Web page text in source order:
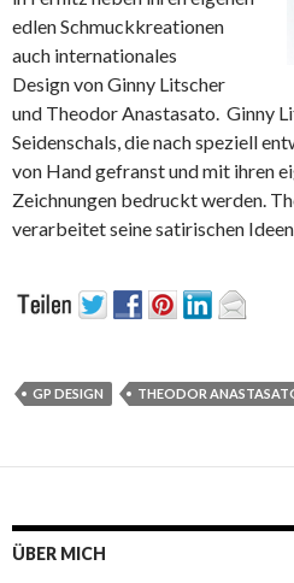
edlen Schmuckkreationen
auch internationales
Design von Ginny Litscher
und Theodor Anastasato. Ginny
Seidenschals, die nach speziell
von Hand gefranst und mit ihren
Zeichnungen bedruckt werden.
verarbeitet seine satirischen Ideen
GP DESIGN THEODOR
ÜBER MICH